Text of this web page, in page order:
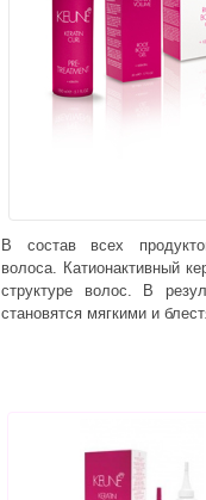
В состав всех
волоса. Катионактивный
структуре волос. В
становятся мягкими и